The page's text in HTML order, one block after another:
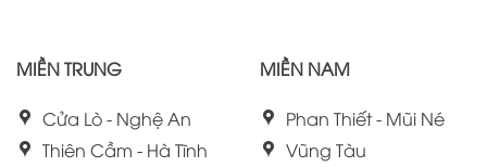
MIỀN TRUNG
Cửa Lò - Nghệ An
Thiên Cầm - Hà Tĩnh
MIỀN NAM
Phan Thiết - Mũi Né
Vũng Tàu